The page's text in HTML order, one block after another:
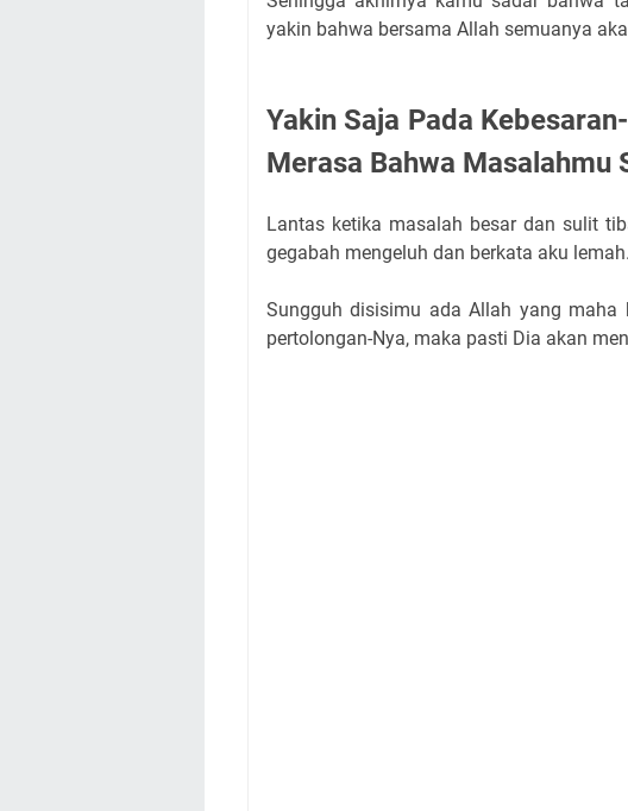
yakin bahwa bersama Allah semuanya
Yakin Saja Pada
Merasa Bahwa Masalahmu
Lantas ketika masalah besar dan sulit
gegabah mengeluh dan berkata aku lemah.
Sungguh disisimu ada Allah yang
pertolongan-Nya, maka pasti Dia akan